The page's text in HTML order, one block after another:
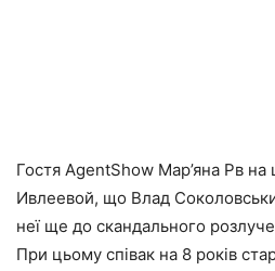
Гостя AgentShow Мар’яна Рв на
Ивлеевой, що Влад
неї ще до скандального
При цьому співак на 8 років